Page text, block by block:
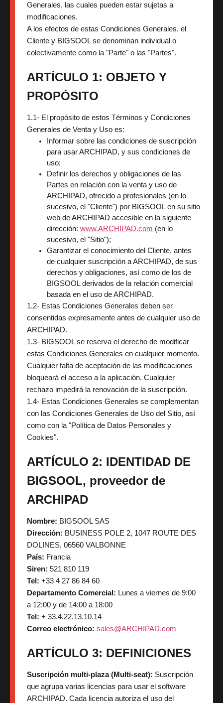
Generales, las cuales pueden estar sujetas a
modificaciones.
A los efectos de estas Condiciones Generales, el
Cliente y BIGSOOL se denominan individual o
colectivamente como la "Parte" o las "Partes".
ARTÍCULO 1: OBJETO Y
PROPÓSITO
1.1- El propósito de estos Términos y Condiciones
Generales de Venta y Uso es:
Informar sobre las condiciones de suscripción
para usar ARCHIPAD, y sus condiciones de
uso;
Definir los derechos y obligaciones de las
Partes en relación con la venta y uso de
ARCHIPAD, ofrecido a profesionales (en lo
sucesivo, el "Cliente") por BIGSOOL en su sitio
web de ARCHIPAD accesible en la siguiente
dirección: www.ARCHIPAD.com (en lo
sucesivo, el "Sitio");
Garantizar el conocimiento del Cliente, antes
de cualquier suscripción a ARCHIPAD, de sus
derechos y obligaciones, así como de los de
BIGSOOL derivados de la relación comercial
basada en el uso de ARCHIPAD.
1.2- Estas Condiciones Generales deben ser
consentidas expresamente antes de cualquier uso de
ARCHIPAD.
1.3- BIGSOOL se reserva el derecho de modificar
estas Condiciones Generales en cualquier momento.
Cualquier falta de aceptación de las modificaciones
bloqueará el acceso a la aplicación. Cualquier
rechazo impedirá la renovación de la suscripción.
1.4- Estas Condiciones Generales se complementan
con las Condiciones Generales de Uso del Sitio, así
como con la "Política de Datos Personales y
Cookies".
ARTÍCULO 2: IDENTIDAD DE
BIGSOOL, proveedor de
ARCHIPAD
Nombre: BIGSOOL SAS
Dirección: BUSINESS POLE 2, 1047 ROUTE DES
DOLINES, 06560 VALBONNE
País: Francia
Siren: 521 810 119
Tel: +33 4 27 86 84 60
Departamento Comercial: Lunes a viernes de 9:00
a 12:00 y de 14:00 a 18:00
Tel: + 33.4.22.13.10.14
Correo electrónico: sales@ARCHIPAD.com
ARTÍCULO 3: DEFINICIONES
Suscripción multi-plaza (Multi-seat): Suscripción
que agrupa varias licencias para usar el software
ARCHIPAD. Cada licencia autoriza el uso del